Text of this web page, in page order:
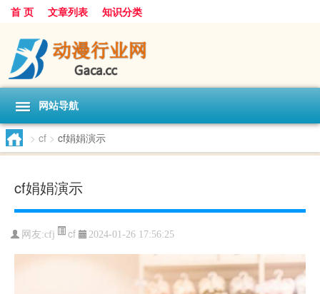
首 页 文章列表 知识分类
网站导航
> cf > cf娟娟演示
cf娟娟演示
网友:cfj cf 2024-01-26 17:56:25